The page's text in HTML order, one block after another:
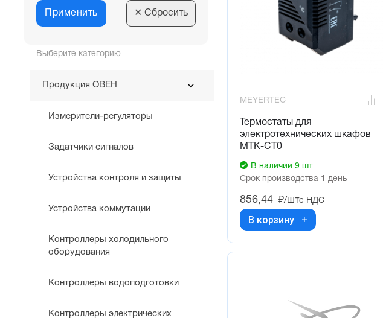
Выберите категорию
Продукция ОВЕН
Измерители-регуляторы
Задатчики сигналов
Устройства контроля и защиты
Устройства коммутации
Контроллеры холодильного
оборудования
Контроллеры водоподготовки
Контроллеры электрических
Применить ✕ Сбросить
MEYERTEC
Термостаты для
электротехнических шкафов
MTK-CT0
В наличии 9 шт
Срок производства 1 день
856,44 ₽/штс НДС
В корзину